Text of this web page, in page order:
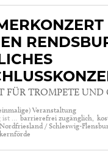
FÜR TROMPETE UND
Veranstaltung
ist … barrierefrei zugänglich,
/ Schleswig-